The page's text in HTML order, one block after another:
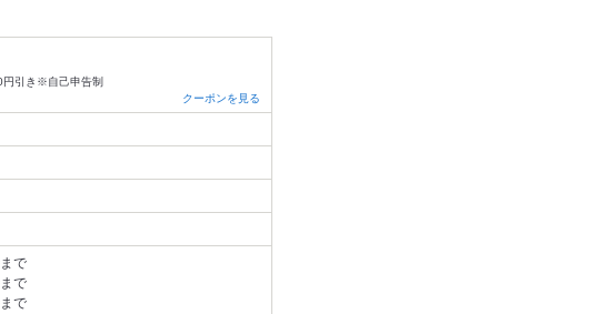
円引き※自己申告制
クーポンを見る
で
で
で